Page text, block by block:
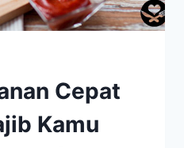
Cepat
Kamu